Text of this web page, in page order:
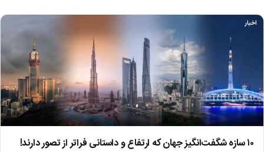
اخبار
۱۰ سازه شگفت‌انگیز جهان که ارتفاع و داستانی فراتر از تصور دارند!